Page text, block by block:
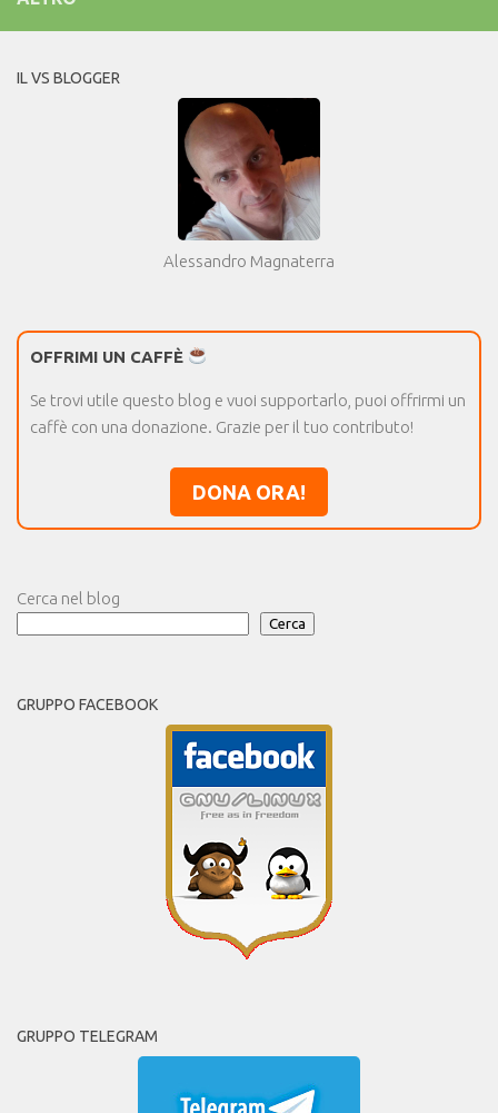
IL VS BLOGGER
Alessandro Magnaterra
OFFRIMI UN CAFFÈ
Se trovi utile questo blog e vuoi supportarlo, puoi offrirmi un
caffè con una donazione. Grazie per il tuo contributo!
DONA ORA!
Cerca nel blog
Cerca
GRUPPO FACEBOOK
GRUPPO TELEGRAM